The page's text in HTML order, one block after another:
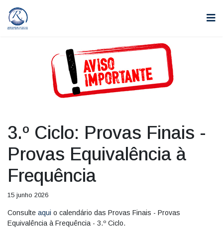
3.º Ciclo: Provas Finais -
Provas Equivalência à
Frequência
15 junho 2026
Consulte aqui o calendário das Provas Finais - Provas
Equivalência à Frequência - 3.º Ciclo.